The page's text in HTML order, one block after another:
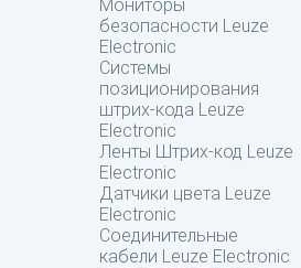
Мониторы
безопасности Leuze
Electronic
Системы
позиционирования
штрих-кода Leuze
Electronic
Ленты Штрих-код Leuze
Electronic
Датчики цвета Leuze
Electronic
Соединительные
кабели Leuze Electronic